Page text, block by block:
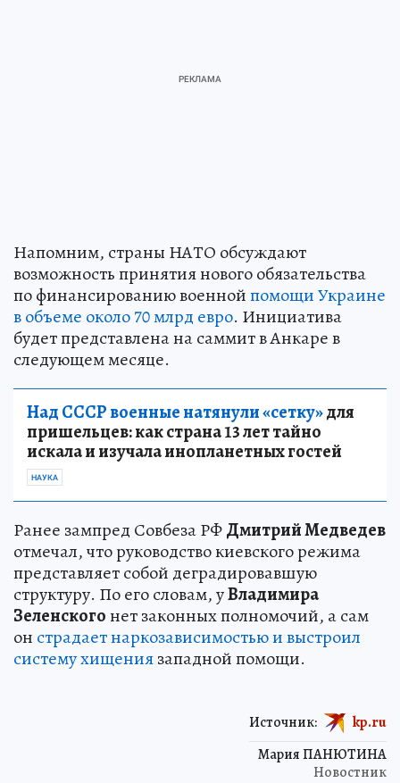
Напомним, страны НАТО обсуждают
возможность принятия нового обязательства
по финансированию военнойпомощи Украине
в объеме около 70 млрд евро. Инициатива
будет представлена на саммит в Анкаре в
следующем месяце.
Над СССР военные натянули «сетку»для
пришельцев: как страна 13 лет тайно
искала и изучала инопланетных гостей
НАУКА
Ранее зампред Совбеза РФДмитрий Медведев
отмечал, что руководство киевского режима
представляет собой деградировавшую
структуру. По его словам, уВладимира
Зеленскогонет законных полномочий, а сам
он страдает наркозависимостью и выстроил
систему хищениязападной помощи.
Мария ПАНЮТИНА
Новостник
Источник: kp.ru